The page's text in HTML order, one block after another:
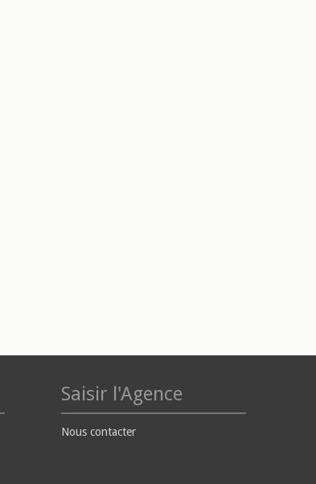
Saisir l'Agence
Nous contacter